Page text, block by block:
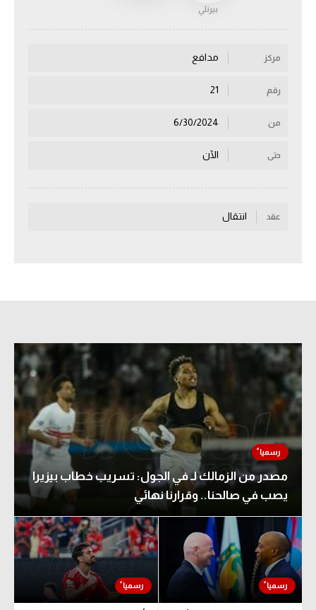
أقسام
سعودي في الجول
رياضات أخرى
أمم إفريقيا
كرة السلة الأمريكية
كرة سلة
كرة يد
كرة طائرة
الوطن العربي
في المونديال
رياضة نسائية
بيرنلي
مركز مدافع
رقم
من
حتى الآن
عقد انتقال
مصدر من الزمالك لـ في الجول: تسريب خطاب بيزيرا
يصب في صالحنا.. وقرارنا نهائي